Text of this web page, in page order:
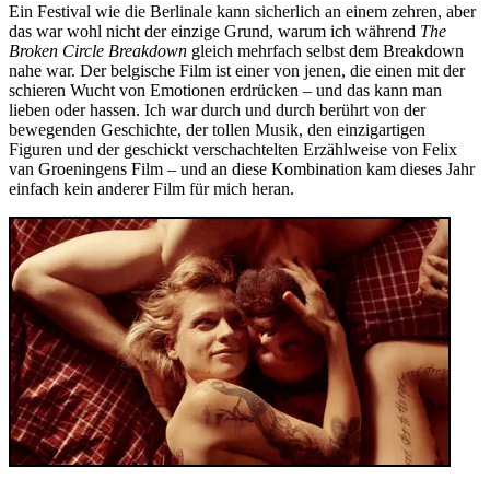
Ein Festival wie die Berlinale kann sicherlich an einem zehren, aber
das war wohl nicht der einzige Grund, warum ich während The
Broken Circle Breakdown gleich mehrfach selbst dem Breakdown
nahe war. Der belgische Film ist einer von jenen, die einen mit der
schieren Wucht von Emotionen erdrücken – und das kann man
lieben oder hassen. Ich war durch und durch berührt von der
bewegenden Geschichte, der tollen Musik, den einzigartigen
Figuren und der geschickt verschachtelten Erzählweise von Felix
van Groeningens Film – und an diese Kombination kam dieses Jahr
einfach kein anderer Film für mich heran.